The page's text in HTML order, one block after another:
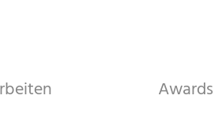
Awards